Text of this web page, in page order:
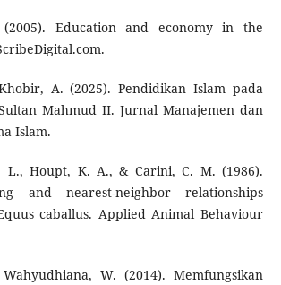
(2005). Education and economy in the
A. (2025). Pendidikan Islam pada
Mahmud II. Jurnal Manajemen dan
Islam.
L., Houpt, K. A., & Carini, C. M. (1986).
and nearest-neighbor relationships
caballus. Applied Animal Behaviour
W. (2014). Memfungsikan